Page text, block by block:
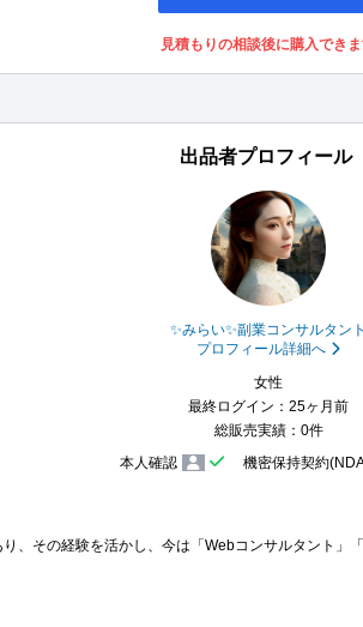
見積もりの相談後に購入でき
出品者プロフィール
✨みらい✨副業コンサルタント
プロフィール詳細へ
女性
最終ログイン：25ヶ月前
総販売実績：0件
本人確認
機密保持契約
、その経験を活かし、今は「Webコンサルタント」